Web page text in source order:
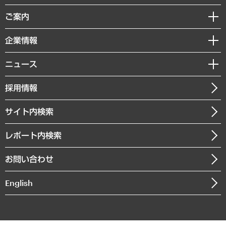
組織・人事戦略
デジタルイノベーション
共生・ダイバーシティ
GRC（ガバナンス・リスク・コンプライアンス）・防災（政策）
経済・産業・雇用・労働
まちづくり・観光・交通・スポーツ・スマートシティ
自然資源・農林水産業・食料システム
経済調査
レポート
コラム
経営用語集
受託・受注実績（官公庁関連）
メディア掲載・出演
ご案内
セミナー・イベント情報
MUFGビジネスセミナー
受託案件情報
企業情報
私たちの想い
社長メッセージ
会社概要
沿革
組織図・本部部室紹介
インドネシア現地法人
個人情報保護方針
ニュース
ニュースリリース
お知らせ
採用情報
サイト内検索
レポート内検索
お問い合わせ
English